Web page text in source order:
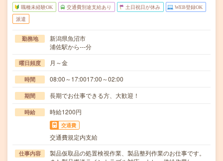
職種未経験OK 交通費別途支給あり 土日祝日が休み WEB登録OK
派遣
勤務地
新潟県魚沼市
浦佐駅から---分
曜日頻度 月～金
時間 08:00～17:0017:00～02:00
期間 長期でお仕事できる方、大歓迎！
時給 時給1200円
交通費
交通費規定内支給
仕事内容
製品仮取品の処置検視作業、製品整列作業のお仕事です。